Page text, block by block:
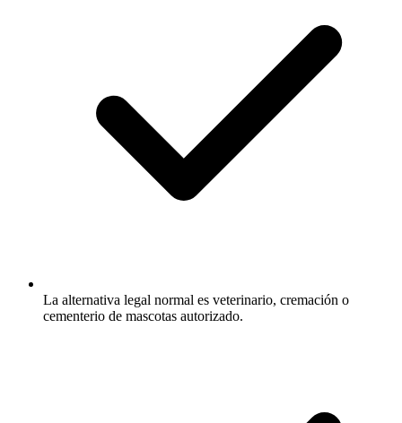
La alternativa legal normal es veterinario, cremación o
cementerio de mascotas autorizado.